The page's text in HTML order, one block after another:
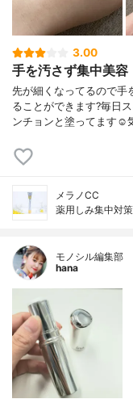
3.00
手を汚さず集中美容
先が細くなってるので手
ることができます?毎日
ンチョンと塗ってます☺️
メラノCC
薬用しみ集中対
モノシル編集部
hana